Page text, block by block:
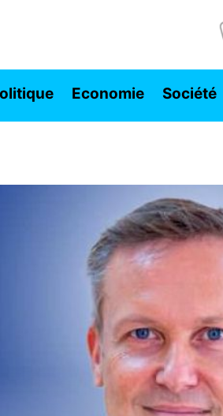
Economie Société